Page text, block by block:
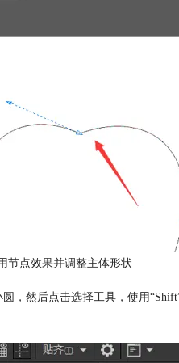
节点效果并调整主体形状
，然后点击选择工具，使用